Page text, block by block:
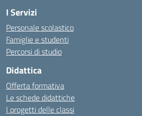
I Servizi
Personale scolastico
Famiglie e studenti
Percorsi di studio
Didattica
Offerta formativa
Le schede didattiche
I progetti delle classi